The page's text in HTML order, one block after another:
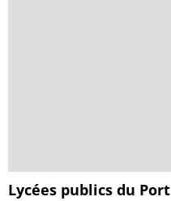
Lycées publics du Port